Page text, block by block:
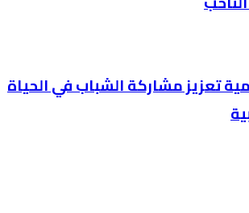
تعزيز مشاركة الشباب في الحياة